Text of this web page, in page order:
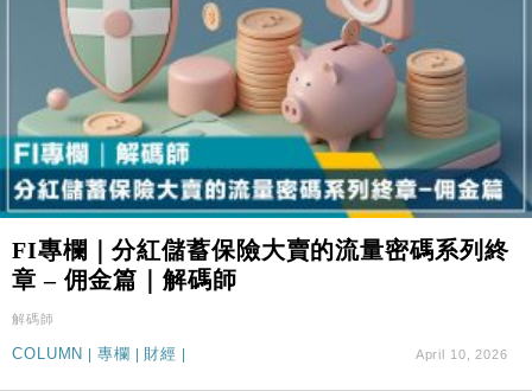
FI專欄｜分紅儲蓄保險大賣的流量密碼系列終
章 – 佣金篇｜解碼師
解碼師
COLUMN 專欄 財經 April 10, 2026